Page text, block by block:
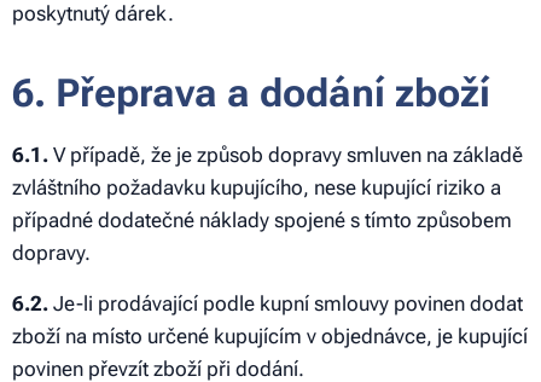
poskytnutý dárek.
6. Přeprava a dodání zboží
6.1. V případě, že je způsob dopravy smluven na základě
zvláštního požadavku kupujícího, nese kupující riziko a
případné dodatečné náklady spojené s tímto způsobem
dopravy.
6.2. Je-li prodávající podle kupní smlouvy povinen dodat
zboží na místo určené kupujícím v objednávce, je kupující
povinen převzít zboží při dodání.